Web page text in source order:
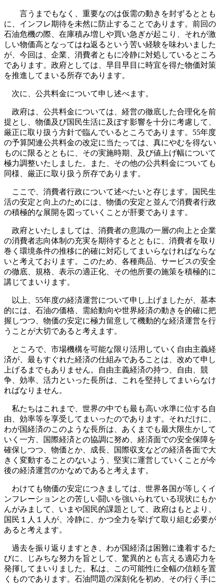
言うまでもなく、重要なのは仮需の動きを封ずるととも
に、インフレ期待を未然に防止することであります。前回の
石油危機の際、在庫積み増しや買い急ぎが起こり、それが激
しい物価高となってはね返るという苦い経験を味わいました
が、今回は、企業、消費者ともに冷静に対処しているところ
であります。政府としては、早目早目に時宜を得た物価対策
を推進してまいる所存であります。
次に、公共料金について申し述べます。
政府は、公共料金については、経営の徹底した合理化を前
提とし、物価及び国民生活に及ぼす影響を十分に考慮して、
厳正に取り扱う方針で臨んでいるところであります。55年度
の予算関連公共料金の改定に当たっては、真にやむを得ない
ものに限るとともに、その実施時期、及び値上げ幅について
極力調整いたしました。また、その他の公共料金についても
同様、厳正に取り扱う所存であります。
ここで、消費者行政について述べたいと存じます。国民生
活の安定と向上のためには、物価の安定と並んで消費者行政
の積極的な展開を図っていくことが肝要であります。
政府といたしましては、消費者の意識の一層の向上と企業
の消費者志向体制の充実を期待するとともに、消費者を取り
巻く環境条件の推移に的確に対応してまいらなければならな
いと考えております。このため、各種商品、サービスの安全
の徹底、規格、表示の適正化、その他所要の施策を積極的に
講じてまいります。
以上、55年度の経済運営について申し上げましたが、基本
的には、石油の価格、需給動向や世界経済の動きを的確に把
握しつつ、物価の安定に極力留意して機動的な経済運営を行
うことが大切であると考えます。
ところで、市場機構を可能な限り活用していく自由主義経
済が、最もすぐれた経済の仕組みであることは、改めて申し
上げるまでもありません。自由主義経済の持つ、自由、競
争、効率、活力といった長所は、これを堅持してまいらなけ
ればなりません。
私たちはこれまで、世界の中でも最も高い水準に位する自
由、効率等を享受してまいったのであります。それだけに、
わが国経済のこのような長所は、あくまでも最大限生かして
いく一方、国際経済との協調に努め、経済面での安全保障を
確保しつつ、物価とか、成長、国際収支などの経済各面で大
きく変動することのないよう、堅実に運営していくことが今
後の経済運営のかなめであると考えます。
わけても物価の安定につきましては、世界各国が等しくイ
ンフレーションとの苦しい闘いを強いられている現状にもか
んがみまして、いまや国民的課題として、政府はもとより、
国民１人１人が、冷静に、かつ全力を挙げて取り組む必要が
あると考えます。
過去を振り返りますとき、わが国経済は困難に逢着するた
びに、じみちな努力を旨として、驚異的とも言える適応力を
発揮してまいりました。私は、この可能性に全幅の信頼を置
くものであります。石油問題の深刻化を初め、その行く手に